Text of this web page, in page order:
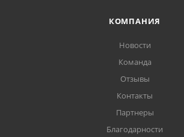
КОМПАНИЯ
Новости
Команда
Отзывы
Контакты
Партнеры
Благодарности